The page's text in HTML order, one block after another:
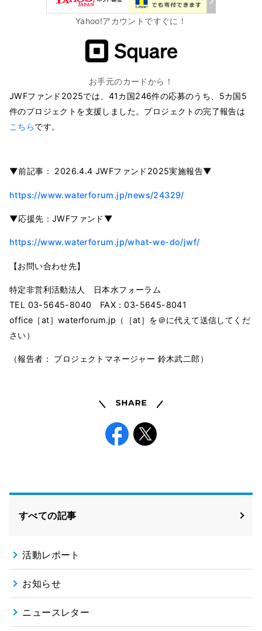
Yahoo!アカウントですぐに！
お手元のカードから！
JWFファンド2025では、41カ国246件の応募のうち、5カ国5
件のプロジェクトを支援しました。プロジェクトの完了報告は
こちらです。
▼前記事： 2026.4.4 JWFファンド2025実施報告▼
https://www.waterforum.jp/news/24329/
▼応援先：JWFファンド▼
https://www.waterforum.jp/what-we-do/jwf/
【お問い合わせ先】
特定非営利活動法人 日本水フォーラム
TEL 03-5645-8040 FAX：03-5645-8041
office［at］waterforum.jp（［at］を＠に代えて送信してくだ
さい）
（報告者： プロジェクトマネージャー 鈴木武二郎）
Share
すべての記事
活動レポート
お知らせ
ニュースレター